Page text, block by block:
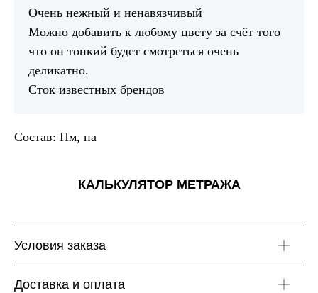
Очень нежный и ненавязчивый
Можно добавить к любому цвету за счёт того
что он тонкий будет смотреться очень
деликатно.
Сток известных брендов
Состав: Пм, па
КАЛЬКУЛЯТОР МЕТРАЖА
Условия заказа
Доставка и оплата